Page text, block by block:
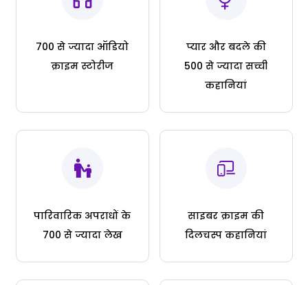
700 से ज्यादा ऑडियो
क्राइम स्टोरीज
प्यार और बदले की
500 से ज्यादा सच्ची
कहानियां
पारिवारिक अपराधों के
700 से ज्यादा लेख
साइबर क्राइम की
दिलचस्प कहानियां